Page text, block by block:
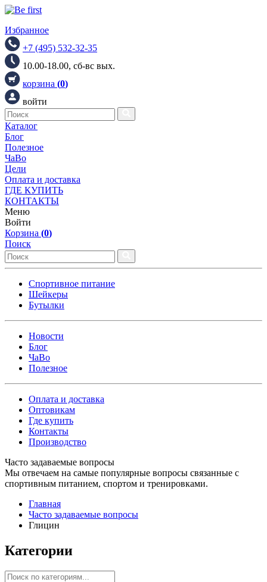
Избранное
+7 (495) 532-32-35
10.00-18.00, сб-вс вых.
корзина (0)
войти
Каталог
Блог
Полезное
ЧаВо
Цели
Оплата и доставка
ГДЕ КУПИТЬ
КОНТАКТЫ
Меню
Войти
Корзина (0)
Поиск
Спортивное питание
Шейкеры
Бутылки
Новости
Блог
ЧаВо
Полезное
Оплата и доставка
Оптовикам
Где купить
Контакты
Производство
Часто задаваемые вопросы
Мы отвечаем на самые популярные вопросы связанные с
спортивным питанием, спортом и тренировками.
Главная
Часто задаваемые вопросы
Глицин
Категории